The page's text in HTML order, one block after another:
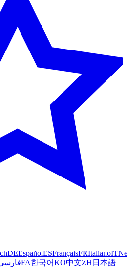
DEEspañolESFrançaisFRItalianoIT
FA한국어KO中文ZH 日本語